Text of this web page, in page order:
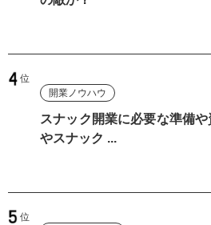
開業ノウハウ
スナック開業に必要な準備
やスナック ...